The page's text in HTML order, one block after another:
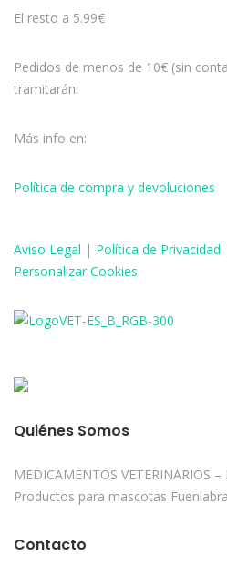
El resto a 5.99€
Pedidos de menos de 10€ (sin
tramitarán.
Más info en:
Política de compra y devoluciones
Aviso Legal | Política de Privacidad
Personalizar Cookies
Quiénes Somos
MEDICAMENTOS VETERINARIOS
Productos para mascotas
Contacto